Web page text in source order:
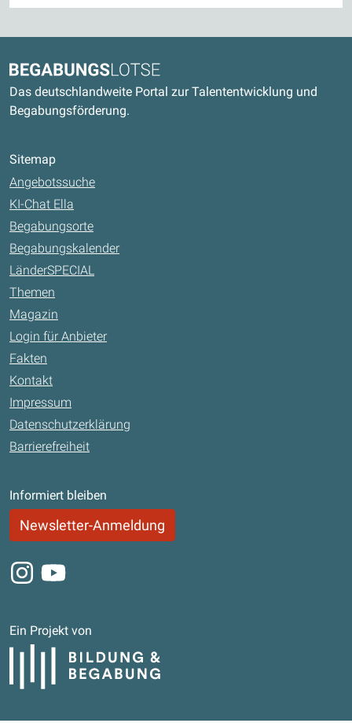
Begabungslotse
Das deutschlandweite Portal zur Talententwicklung und
Begabungsförderung.
Sitemap
Angebotssuche
KI-Chat Ella
Begabungsorte
Begabungskalender
LänderSPECIAL
Themen
Magazin
Login für Anbieter
Fakten
Kontakt
Impressum
Datenschutzerklärung
Barrierefreiheit
Informiert bleiben
Newsletter-Anmeldung
Instagram
Youtube
Ein Projekt von
Bildung und Begabung